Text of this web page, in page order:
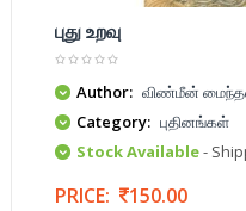
புது உறவு
Author: விண்மீன்
Category: புதினங்கள்
Stock Available-
PRICE: 150.00